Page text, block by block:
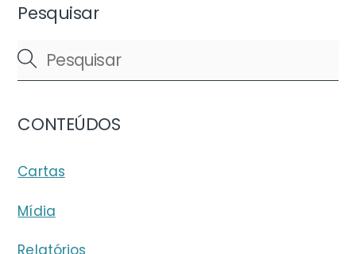
Pesquisar
CONTEÚDOS
Cartas
Mídia
Relatórios